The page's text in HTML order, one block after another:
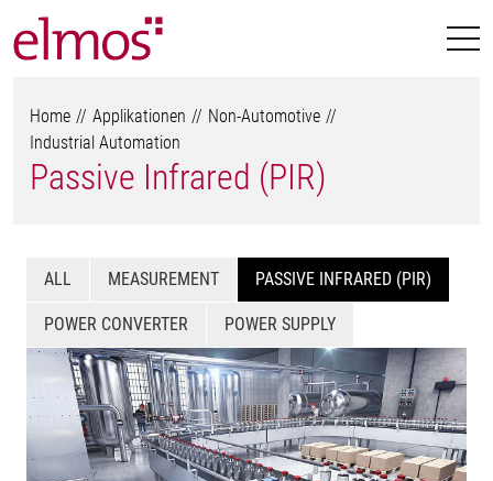
Home Applikationen
Non-Automotive
Industrial Automation
Passive Infrared (PIR)
ALL MEASUREMENT PASSIVE INFRARED (PIR)
POWER CONVERTER POWER SUPPLY